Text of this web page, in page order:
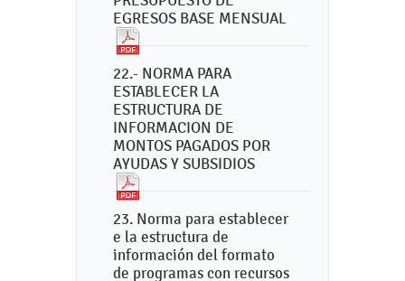
EGRESOS BASE MENSUAL
22.- NORMA PARA
ESTABLECER LA
ESTRUCTURA DE
INFORMACION DE
MONTOS PAGADOS POR
AYUDAS Y SUBSIDIOS
23. Norma para establecer
e la estructura de
información del formato
de programas con recursos